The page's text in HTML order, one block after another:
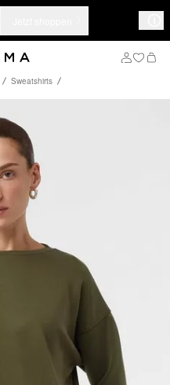
Sweatshirts